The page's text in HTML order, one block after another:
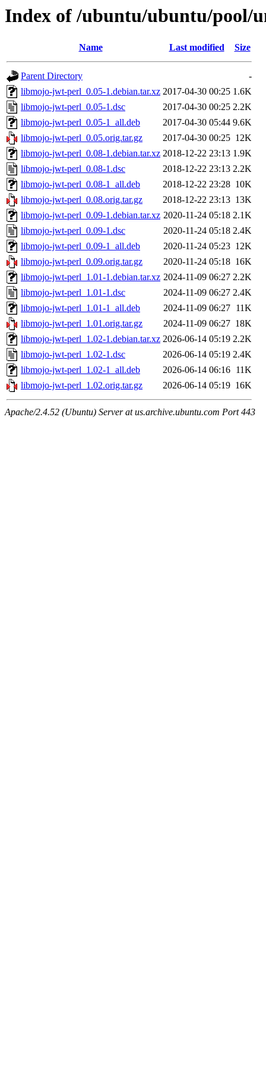
Index of /ubuntu/ubuntu/pool/
Name Last modified Size
Parent Directory
-
libmojo-jwt-perl_0.05-1.debian.tar.xz 2017-04-30 00:25 1.6K
libmojo-jwt-perl_0.05-1.dsc
2017-04-30 00:25 2.2K
libmojo-jwt-perl_0.05-1_all.deb
2017-04-30 05:44 9.6K
libmojo-jwt-perl_0.05.orig.tar.gz
2017-04-30 00:25 12K
libmojo-jwt-perl_0.08-1.debian.tar.xz 2018-12-22 23:13 1.9K
libmojo-jwt-perl_0.08-1.dsc
2018-12-22 23:13 2.2K
libmojo-jwt-perl_0.08-1_all.deb
2018-12-22 23:28 10K
libmojo-jwt-perl_0.08.orig.tar.gz
2018-12-22 23:13 13K
libmojo-jwt-perl_0.09-1.debian.tar.xz 2020-11-24 05:18 2.1K
libmojo-jwt-perl_0.09-1.dsc
2020-11-24 05:18 2.4K
libmojo-jwt-perl_0.09-1_all.deb
2020-11-24 05:23 12K
libmojo-jwt-perl_0.09.orig.tar.gz
2020-11-24 05:18 16K
libmojo-jwt-perl_1.01-1.debian.tar.xz 2024-11-09 06:27 2.2K
libmojo-jwt-perl_1.01-1.dsc
2024-11-09 06:27 2.4K
libmojo-jwt-perl_1.01-1_all.deb
2024-11-09 06:27 11K
libmojo-jwt-perl_1.01.orig.tar.gz
2024-11-09 06:27 18K
libmojo-jwt-perl_1.02-1.debian.tar.xz 2026-06-14 05:19 2.2K
libmojo-jwt-perl_1.02-1.dsc
2026-06-14 05:19 2.4K
libmojo-jwt-perl_1.02-1_all.deb
2026-06-14 06:16 11K
libmojo-jwt-perl_1.02.orig.tar.gz
2026-06-14 05:19 16K
Apache/2.4.52 (Ubuntu) Server at us.archive.ubuntu.com Port 443